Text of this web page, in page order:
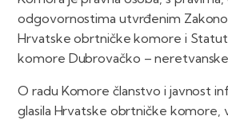
odgovornostima utvrđenim
Hrvatske obrtničke komore i
komore Dubrovačko – neretvanske
O radu Komore članstvo i javnost
glasila Hrvatske obrtničke